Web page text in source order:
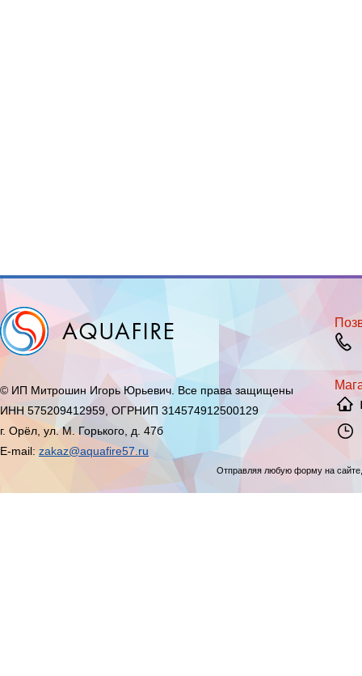
© ИП Митрошин Игорь Юрьевич. Все права защищены
ИНН 575209412959, ОГРНИП 314574912500129
г. Орёл, ул. М. Горького, д. 47б
E-mail: zakaz@aquafire57.ru
Отправляя любую форму на